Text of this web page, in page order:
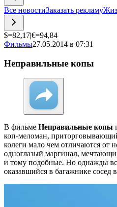
Все новостиЗаказать рекламу
$=82,17|€=94,84
Фильмы27.05.2014 в 07:31
Неправильные копы
В фильме Неправильные копы
коп-меломан,
колеги мало чем отличаются от
одноглазый маргинал,
и тому подобные. Но однажды
оказавшийся в багажнике сосед